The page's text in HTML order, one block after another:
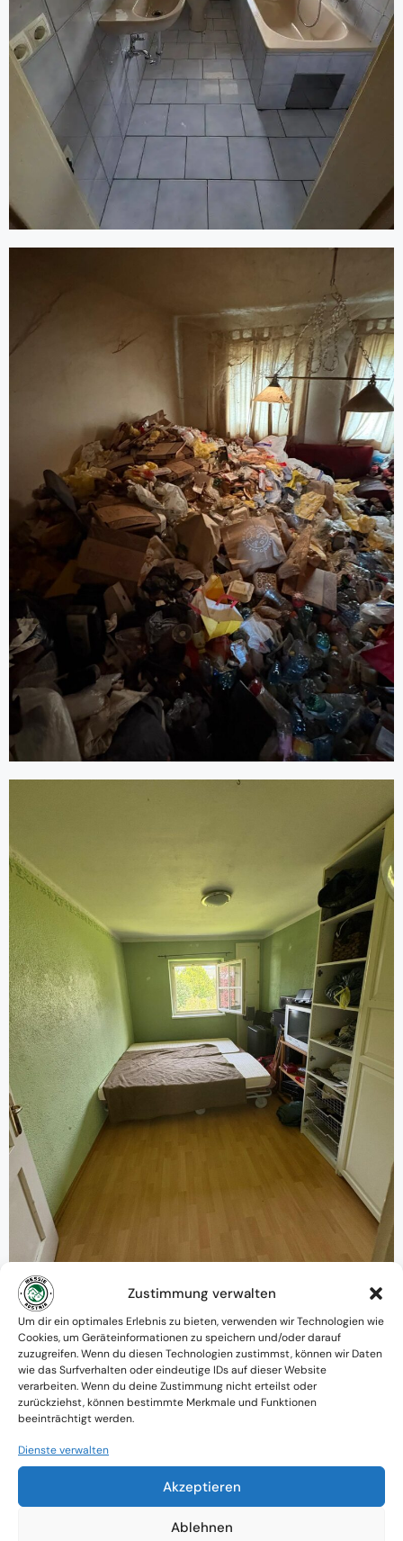
Zustimmung verwalten
Um dir ein optimales Erlebnis zu bieten, verwenden wir Technologien wie
Cookies, um Geräteinformationen zu speichern und/oder darauf
zuzugreifen. Wenn du diesen Technologien zustimmst, können wir Daten
wie das Surfverhalten oder eindeutige IDs auf dieser Website
verarbeiten. Wenn du deine Zustimmung nicht erteilst oder
zurückziehst, können bestimmte Merkmale und Funktionen
beeinträchtigt werden.
Dienste verwalten
Akzeptieren
Ablehnen
Warum MessieAustria ?
Ein Team mit psychologischem
Verständnis und praktischem Know-how
Absolute Diskretion & keine
Zusammenarbeit mit Ämtern ohne